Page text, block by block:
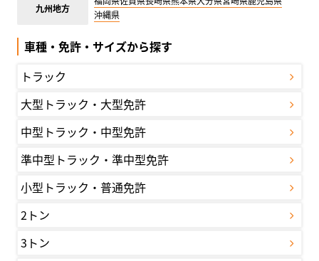
九州地方
沖縄県
車種・免許・サイズから探す
トラック
大型トラック・大型免許
中型トラック・中型免許
準中型トラック・準中型免許
小型トラック・普通免許
2トン
3トン